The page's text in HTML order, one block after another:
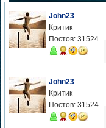
John23
Критик
Постов: 31524
John23
Критик
Постов: 31524